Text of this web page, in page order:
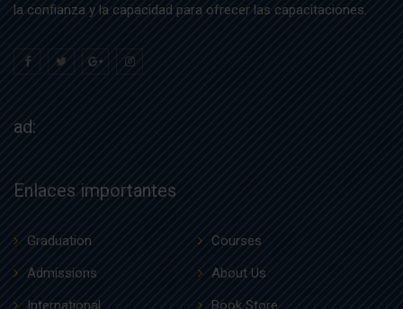
la confianza y la capacidad para ofrecer las capacitaciones.
ad:
Enlaces importantes
Graduation
Courses
Admissions
About Us
International
Book Store